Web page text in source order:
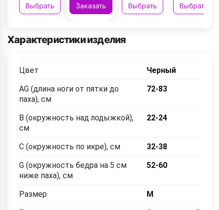
Выбрать Заказать Выбрать Выбрать
Характеристики изделия
Цвет
Черный
AG (длина ноги от пятки до
паха), см
72-83
B (окружность над лодыжкой),
см
22-24
C (окружность по икре), см
32-38
G (окружность бедра на 5 см
ниже паха), см
52-60
Размер
M